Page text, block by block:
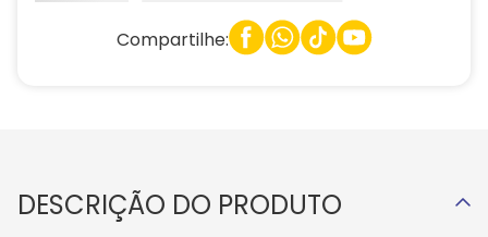
Compartilhe:
DESCRIÇÃO DO PRODUTO